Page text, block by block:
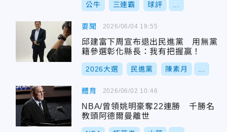
公牛 三連霸 球評
要聞
邱建富下周宣布退出民進黨 用無黨
籍參選彰化縣長：我有把握贏！
2026大選 民進黨 陳素月
2026/06/04 19:55
體育
NBA/曾領姚明豪奪22連勝 千勝名
教頭阿德爾曼離世
2026/06/02 10:46